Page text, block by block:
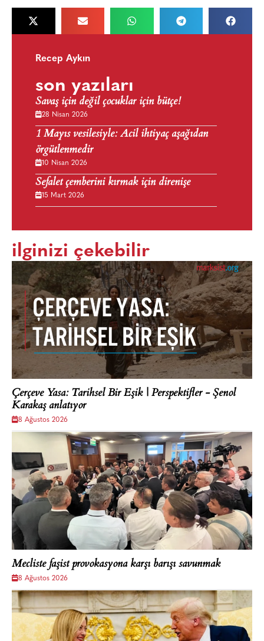
Recep Aykın
son yazıları
Savaş için değil çocuklar için bütçe!
28 Nisan 2026
1 Mayıs vesilesiyle: Acil ihtiyaç aşağıdan
örgütlenmedir
10 Nisan 2026
Sefalet çemberini kırmak için direnişe
15 Mart 2026
ilginizi çekebilir
Çerçeve Yasa: Tarihsel Bir Eşik | Perspektifler - Şenol
Karakaş anlatıyor
8 Ağustos 2026
Mecliste faşist provokasyona karşı barışı savunmak
8 Ağustos 2026